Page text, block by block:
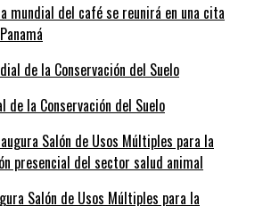
mundial del café se reunirá en una cita
de la Conservación del Suelo
Salón de Usos Múltiples para la